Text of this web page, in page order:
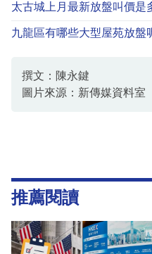
太古城上月最新放盤叫價是
九龍區有哪些大型屋苑放盤
撰文：陳永鍵
圖片來源：新傳媒資料室
推薦閱讀